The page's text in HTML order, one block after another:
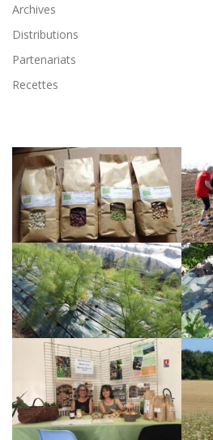
Archives
Distributions
Partenariats
Recettes